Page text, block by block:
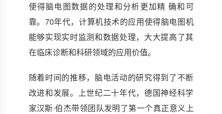
使得脑电图数据的处理和分析更加精 确和可
靠。70年代，计算机技术的应用使得脑电图机
能够实现实时监测和数据处理，大大提高了其
在临床诊断和科研领域的应用价值。
随着时间的推移，脑电活动的研究得到了不断
改进和发展。上世纪二十年代，德国神经科学
家汉斯·伯杰带领团队发明了第一个真正意义上